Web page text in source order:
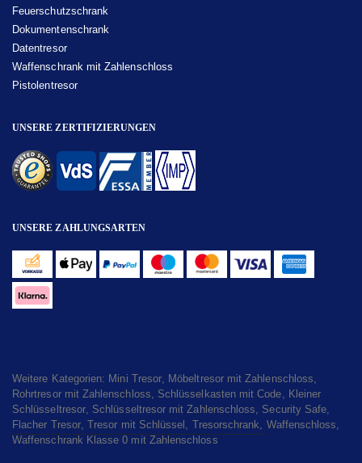
Feuerschutzschrank
Dokumentenschrank
Datentresor
Waffenschrank mit Zahlenschloss
Pistolentresor
UNSERE ZERTIFIZIERUNGEN
UNSERE ZAHLUNGSARTEN
Weitere Kategorien: Mini Tresor, Möbeltresor mit Zahlenschloss,
Rohrtresor mit Zahlenschloss, Schlüsselkasten mit Code, Kleiner
Schlüsseltresor, Schlüsseltresor mit Zahlenschloss, Security Safe,
Flacher Tresor,Tresor mit Schlüssel , Tresorschrank, Waffenschloss,
Waffenschrank Klasse 0 mit Zahlenschloss